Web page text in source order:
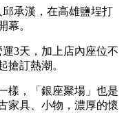
承漢，在高雄鹽埕打
幕。
3天，加上店內座位不
搶訂熱潮。
樣，「銀座聚場」也是
家具、小物，濃厚的懷